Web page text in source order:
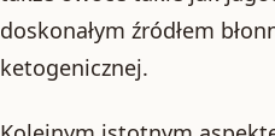
doskonałym źródłem
ketogenicznej.